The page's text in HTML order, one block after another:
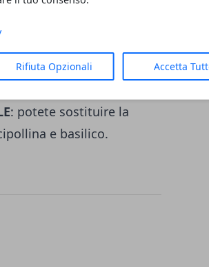
Rifiuta Opzionali Accetta
per verificare),
il liquido rimasto
glassate. Versate
con foglioline di
: potete sostituire la
e basilico.